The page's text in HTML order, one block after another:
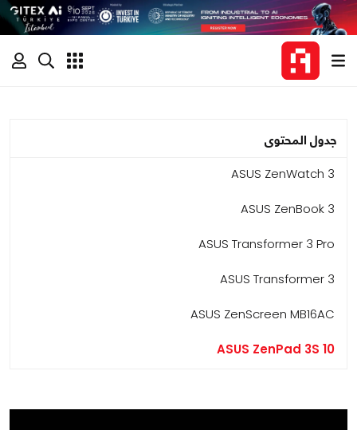
جدول المحتوى
ASUS ZenWatch 3
ASUS ZenBook 3
ASUS Transformer 3 Pro
ASUS Transformer 3
ASUS ZenScreen MB16AC
ASUS ZenPad 3S 10